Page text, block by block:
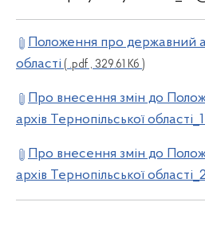
Положення про державний
області ( .pdf , 329.61 Кб )
Про внесення змін до
архів Тернопільської області_1
Про внесення змін до
архів Тернопільської області_2